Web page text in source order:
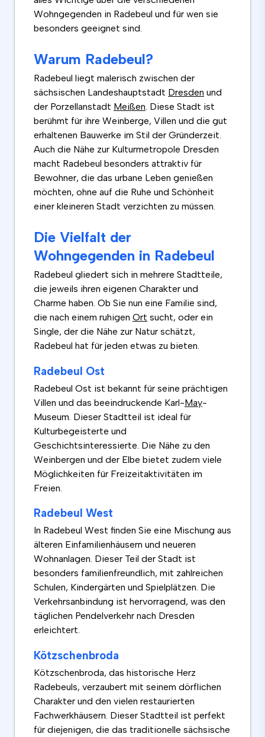
Wohngegenden in Radebeul und für wen sie
besonders geeignet sind.
Warum Radebeul?
Radebeul liegt malerisch zwischen der
sächsischen Landeshauptstadt Dresden und
der Porzellanstadt Meißen . Diese Stadt ist
berühmt für ihre Weinberge, Villen und die gut
erhaltenen Bauwerke im Stil der Gründerzeit.
Auch die Nähe zur Kulturmetropole Dresden
macht Radebeul besonders attraktiv für
Bewohner, die das urbane Leben genießen
möchten, ohne auf die Ruhe und Schönheit
einer kleineren Stadt verzichten zu müssen.
Die Vielfalt der
Wohngegenden in Radebeul
Radebeul gliedert sich in mehrere Stadtteile,
die jeweils ihren eigenen Charakter und
Charme haben. Ob Sie nun eine Familie sind,
die nach einem ruhigen Ort sucht, oder ein
Single, der die Nähe zur Natur schätzt,
Radebeul hat für jeden etwas zu bieten.
Radebeul Ost
Radebeul Ost ist bekannt für seine prächtigen
Villen und das beeindruckende Karl-May-
Museum. Dieser Stadtteil ist ideal für
Kulturbegeisterte und
Geschichtsinteressierte. Die Nähe zu den
Weinbergen und der Elbe bietet zudem viele
Möglichkeiten für Freizeitaktivitäten im
Freien.
Radebeul West
In Radebeul West finden Sie eine Mischung aus
älteren Einfamilienhäusern und neueren
Wohnanlagen. Dieser Teil der Stadt ist
besonders familienfreundlich, mit zahlreichen
Schulen, Kindergärten und Spielplätzen. Die
Verkehrsanbindung ist hervorragend, was den
täglichen Pendelverkehr nach Dresden
erleichtert.
Kötzschenbroda
Kötzschenbroda, das historische Herz
Radebeuls, verzaubert mit seinem dörflichen
Charakter und den vielen restaurierten
Fachwerkhäusern. Dieser Stadtteil ist perfekt
für diejenigen, die das traditionelle sächsische